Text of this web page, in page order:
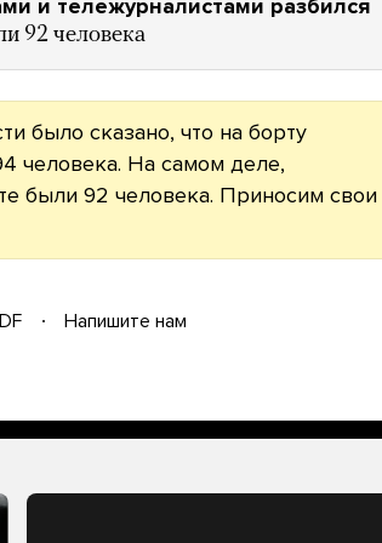
и тележурналистами разбился
92 человека
было сказано, что на борту
человека. На самом деле,
были 92 человека. Приносим свои
Напишите нам